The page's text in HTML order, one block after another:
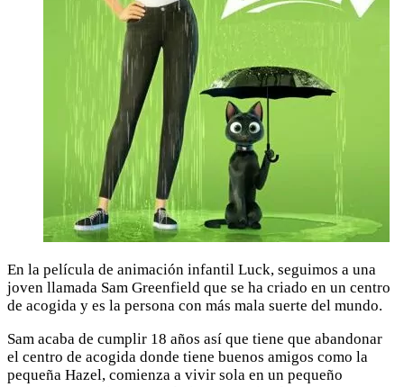
En la película de animación infantil Luck, seguimos a una
joven llamada Sam Greenfield que se ha criado en un centro
de acogida y es la persona con más mala suerte del mundo.
Sam acaba de cumplir 18 años así que tiene que abandonar
el centro de acogida donde tiene buenos amigos como la
pequeña Hazel, comienza a vivir sola en un pequeño